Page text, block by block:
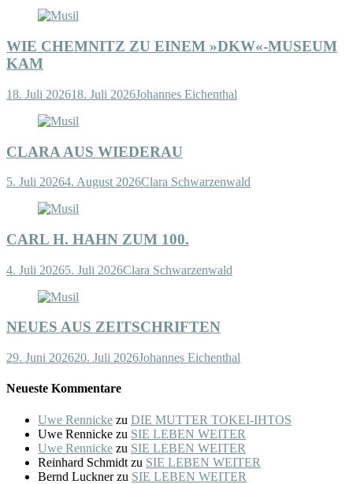
WIE CHEMNITZ ZU EINEM »DKW«-MUSEUM
KAM
18. Juli 202618. Juli 2026Johannes Eichenthal
CLARA AUS WIEDERAU
5. Juli 20264. August 2026Clara Schwarzenwald
CARL H. HAHN ZUM 100.
4. Juli 20265. Juli 2026Clara Schwarzenwald
NEUES AUS ZEITSCHRIFTEN
29. Juni 202620. Juli 2026Johannes Eichenthal
Neueste Kommentare
Uwe Rennicke zu DIE MUTTER TOKEI-IHTOS
Uwe Rennicke zu SIE LEBEN WEITER
Uwe Rennicke zu SIE LEBEN WEITER
Reinhard Schmidt zu SIE LEBEN WEITER
Bernd Lucknerzu SIE LEBEN WEITER